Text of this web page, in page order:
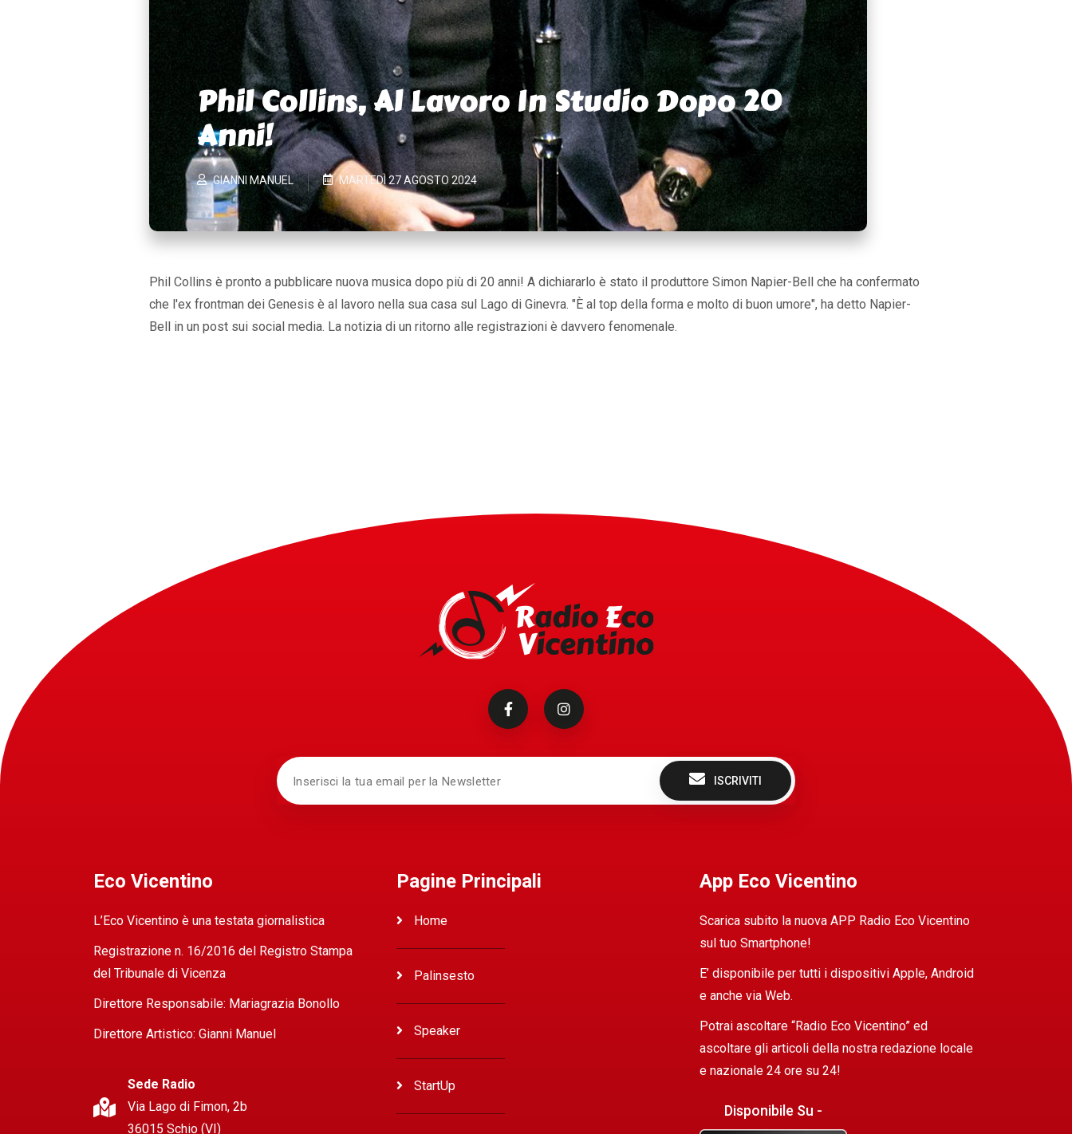
Phil Collins, Al Lavoro In Studio Dopo 20
Anni!
GIANNI MANUEL MARTEDÌ 27 AGOSTO 2024
Phil Collins è pronto a pubblicare nuova musica dopo più di 20 anni! A dichiararlo è stato il produttore Simon Napier-Bell che ha confermato
che l'ex frontman dei Genesis è al lavoro nella sua casa sul Lago di Ginevra. "È al top della forma e molto di buon umore", ha detto Napier-
Bell in un post sui social media. La notizia di un ritorno alle registrazioni è davvero fenomenale.
ISCRIVITI
Eco Vicentino
L’Eco Vicentino è una testata giornalistica
Registrazione n. 16/2016 del Registro Stampa
del Tribunale di Vicenza
Direttore Responsabile: Mariagrazia Bonollo
Direttore Artistico: Gianni Manuel
Sede Radio
Via Lago di Fimon, 2b
36015 Schio (VI)
Pagine Principali
Home
Palinsesto
Speaker
StartUp
App Eco Vicentino
Scarica subito la nuova APP Radio Eco Vicentino
sul tuo Smartphone!
E’ disponibile per tutti i dispositivi Apple, Android
e anche via Web.
Potrai ascoltare “Radio Eco Vicentino” ed
ascoltare gli articoli della nostra redazione locale
e nazionale 24 ore su 24!
Disponibile Su -